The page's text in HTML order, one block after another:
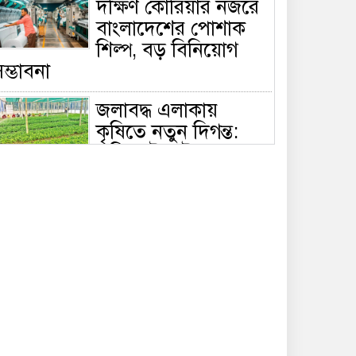
দক্ষিণ কোরিয়ার নজরে
বাংলাদেশের পোশাক
শিল্প, বড় বিনিয়োগ
জলাবদ্ধ এলাকায়
কৃষিতে নতুন দিগন্ত:
পলি নেট হাউসে বছরে